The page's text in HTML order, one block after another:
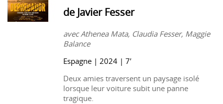
de Javier Fesser
avec Athenea Mata, Claudia Fesser, Maggie
Balance
Espagne | 2024 | 7′
Deux amies traversent un paysage isolé
lorsque leur voiture subit une panne
tragique.